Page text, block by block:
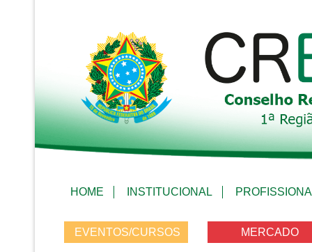
HOME INSTITUCIONAL
EVENTOS/CURSOS MERCADO